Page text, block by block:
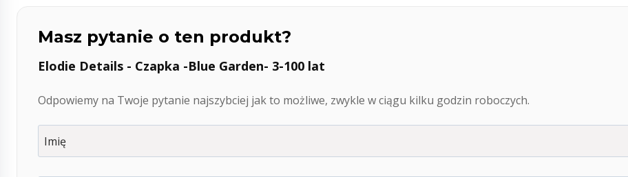
Masz pytanie o ten produkt?
Elodie Details - Czapka -Blue Garden- 3-100 lat
Odpowiemy na Twoje pytanie najszybciej jak to możliwe, zwykle w ciągu kilku godzin roboczych.